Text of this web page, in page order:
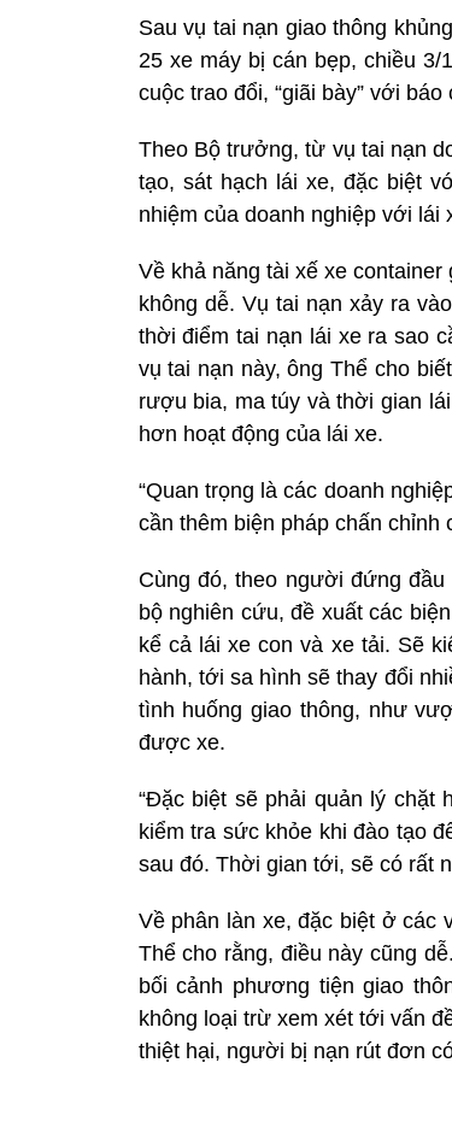
Sau vụ tai nạn giao thông
25 xe máy bị cán bẹp, chiều
cuộc trao đổi, “giãi bày” với báo
Theo Bộ trưởng, từ vụ tai nạn
tạo, sát hạch lái xe, đặc biệt
nhiệm của doanh nghiệp với lái
Về khả năng tài xế xe
không dễ. Vụ tai nạn xảy ra
thời điểm tai nạn lái xe ra sao
vụ tai nạn này, ông Thể cho
rượu bia, ma túy và thời gian
hơn hoạt động của lái xe.
“Quan trọng là các doanh
cần thêm biện pháp chấn chỉnh
Cùng đó, theo người đứng
bộ nghiên cứu, đề xuất các
kể cả lái xe con và xe tải. Sẽ
hành, tới sa hình sẽ thay đổi
tình huống giao thông, như
được xe.
“Đặc biệt sẽ phải quản lý chặt
kiểm tra sức khỏe khi đào tạo
sau đó. Thời gian tới, sẽ có rất
Về phân làn xe, đặc biệt ở các
Thể cho rằng, điều này cũng
bối cảnh phương tiện giao
không loại trừ xem xét tới vấn
thiệt hại, người bị nạn rút đơn